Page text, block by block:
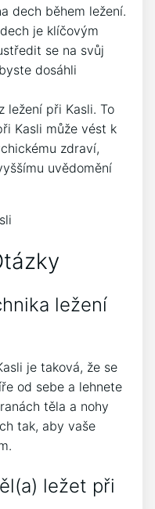
dech během ležení.
je klíčovým
se na svůj
dosáhli
ležení při Kasli. To
Kasli může vést k
zdraví,
uvědomění
ležení
je taková, že se
od sebe a lehnete
těla a nohy
tak, aby vaše
ležet při